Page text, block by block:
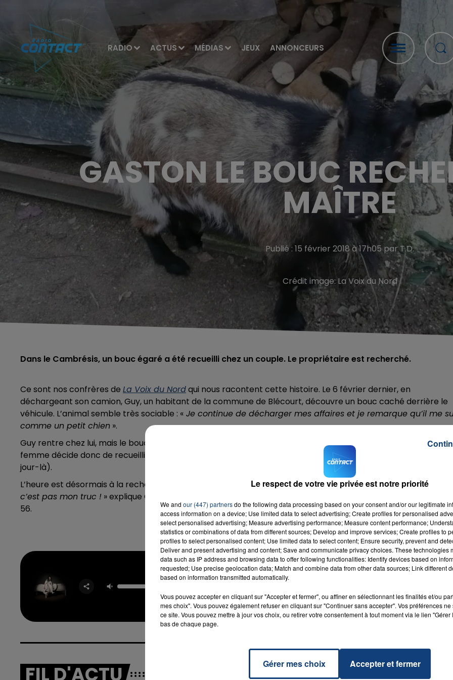
RADIO ACTUS MÉDIAS JEUX ANNONCEURS
16h00 - 20h00
LA TEAM DU WEEK-END
7h00 - 12h00
GASTON LE BOUC
MAÎTRE
Publié : 15 février 2018 à 17h05 par T.D.
Crédit image: La Voix du Nord
Dans le Cambrésis, un bouc égaré a été recueilli chez un couple. Le propriétaire est recherché.
Ce sont nos confrères de La Voix du Nordqui nous racontent cette histoire. Le 6 février dernier, en
déchargeant son camion, Guy, un habitant de la commune de Blécourt, découvre un bouc caché derrière le
véhicule. L’animal semble très sociable : « Je continue de décharger mes affaires et je remarque qu’il me
comme un petit chien ».
Guy rentre chez lui, mais le bouc insiste : il tape sur la baie vitrée de la maison avec ses cornes ! Guy et sa
femme décide donc de recueillir l’animal dans son poulailler et le baptise Gaston (c’était la Saint-Gaston ce
jour-là).
L’heure est désormais à la recherche de son propriétaire : «ça a un coût, ça mange beaucoup et en plus
c’est pas mon truc ! » explique Guy dans
56.
Bad Guy RADIO CONTACT
FIL D'ACTU
Le respect de votre vie privée est notre priorité
We and our (447) partnersdo the following data processing based on your consent and/or our legitimate
access information on a device; Use limited data to select advertising; Create profiles for personalised
select personalised advertising; Measure advertising performance; Measure content performance;
statistics or combinations of data from different sources; Develop and improve services; Create profiles to
profiles to select personalised content; Use limited data to select content; Ensure security, prevent and
Deliver and present advertising and content; Save and communicate privacy choices. These technologies
data such as IP address and browsing data to offer following functionalities: Identify devices based on
requested; Use precise geolocation data; Match and combine data from other data sources; Link different
based on information transmitted automatically.
Vous pouvez accepter en cliquant sur "Accepter et fermer", ou affiner en sélectionnant les finalités et/ou
mes choix". Vous pouvez également refuser en cliquant sur "Continuer sans accepter". Vos préférences
ce site. Vous pouvez mettre à jour vos choix, ou retirer votre consentement à tout moment via le lien
bas de chaque page.
Gérer mes choix Accepter et fermer